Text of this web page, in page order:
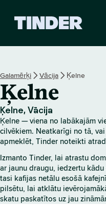
r
u
m
l
p
a
Galamērķi Vācija Ķelne
Ķelne
Ķelne, Vācija
Ķelne — viena no labākajām
cilvēkiem. Neatkarīgi no tā,
apmeklēt, Tinder noteikti
Izmanto Tinder, lai atrastu
ar jaunu draugu, iedzertu
tasi kafijas netālu esošā
pilsētu, lai atklātu
skatu paskatītos uz jau